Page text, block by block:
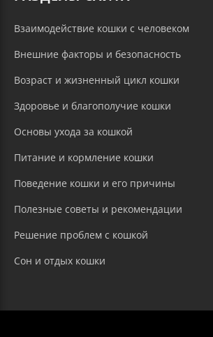
Взаимодействие кошки с человеком
Внешние факторы и безопасность
Возраст и жизненный цикл кошки
Здоровье и благополучие кошки
Основы ухода за кошкой
Питание и кормление кошки
Поведение кошки и его причины
Полезные советы и рекомендации
Решение проблем с кошкой
Сон и отдых кошки